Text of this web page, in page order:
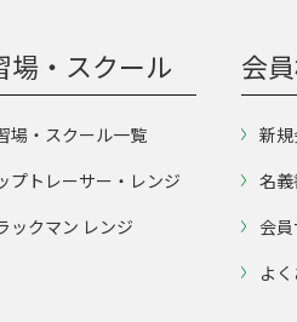
場・スクール
場・スクール一覧
プトレーサー・レンジ
ックマン レンジ
会
新
名
会
よ